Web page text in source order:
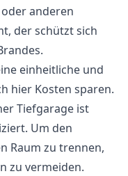
anderen
der schützt sich
einheitliche und
hier Kosten sparen.
Tiefgarage ist
Um den
Raum zu trennen,
zu vermeiden.